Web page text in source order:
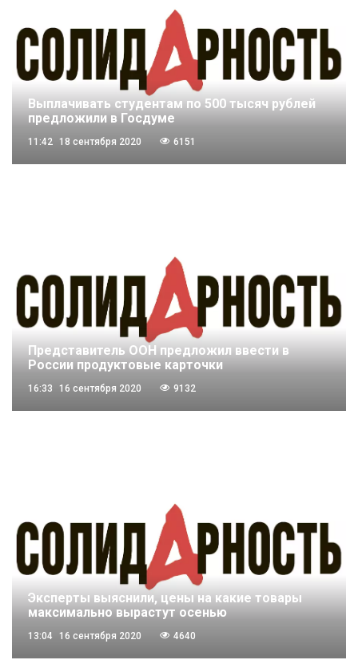
Выплачивать студентам по 500 тысяч рублей
предложили в Госдуме
11:42 18 сентября 2020 6151
Представитель ООН предложил ввести в
России продуктовые карточки
16:33 16 сентября 2020 9132
Эксперты выяснили, цены на какие товары
максимально вырастут осенью
13:04 16 сентября 2020 4640